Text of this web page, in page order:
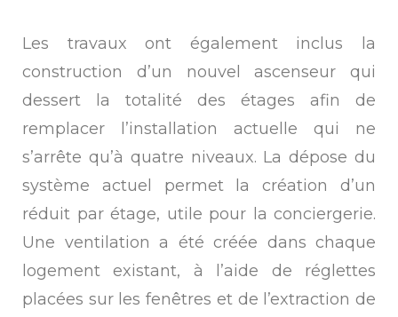
Les travaux ont également inclus la
construction d’un nouvel ascenseur qui
dessert la totalité des étages afin de
remplacer l’installation actuelle qui ne
s’arrête qu’à quatre niveaux. La dépose du
système actuel permet la création d’un
réduit par étage, utile pour la conciergerie.
Une ventilation a été créée dans chaque
logement existant, à l’aide de réglettes
placées sur les fenêtres et de l’extraction de